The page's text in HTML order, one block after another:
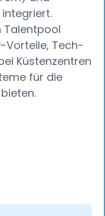
Talentpool
Vorteile, Tech-
Küstenzentren
für die